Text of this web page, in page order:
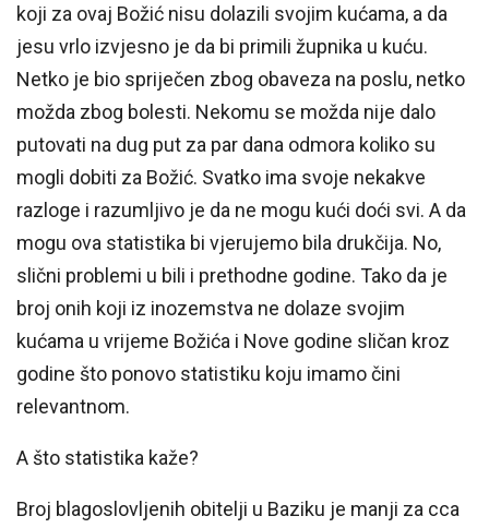
koji za ovaj Božić nisu dolazili svojim kućama, a da
jesu vrlo izvjesno je da bi primili župnika u kuću.
Netko je bio spriječen zbog obaveza na poslu, netko
možda zbog bolesti. Nekomu se možda nije dalo
putovati na dug put za par dana odmora koliko su
mogli dobiti za Božić. Svatko ima svoje nekakve
razloge i razumljivo je da ne mogu kući doći svi. A da
mogu ova statistika bi vjerujemo bila drukčija. No,
slični problemi u bili i prethodne godine. Tako da je
broj onih koji iz inozemstva ne dolaze svojim
kućama u vrijeme Božića i Nove godine sličan kroz
godine što ponovo statistiku koju imamo čini
relevantnom.
A što statistika kaže?
Broj blagoslovljenih obitelji u Baziku je manji za cca